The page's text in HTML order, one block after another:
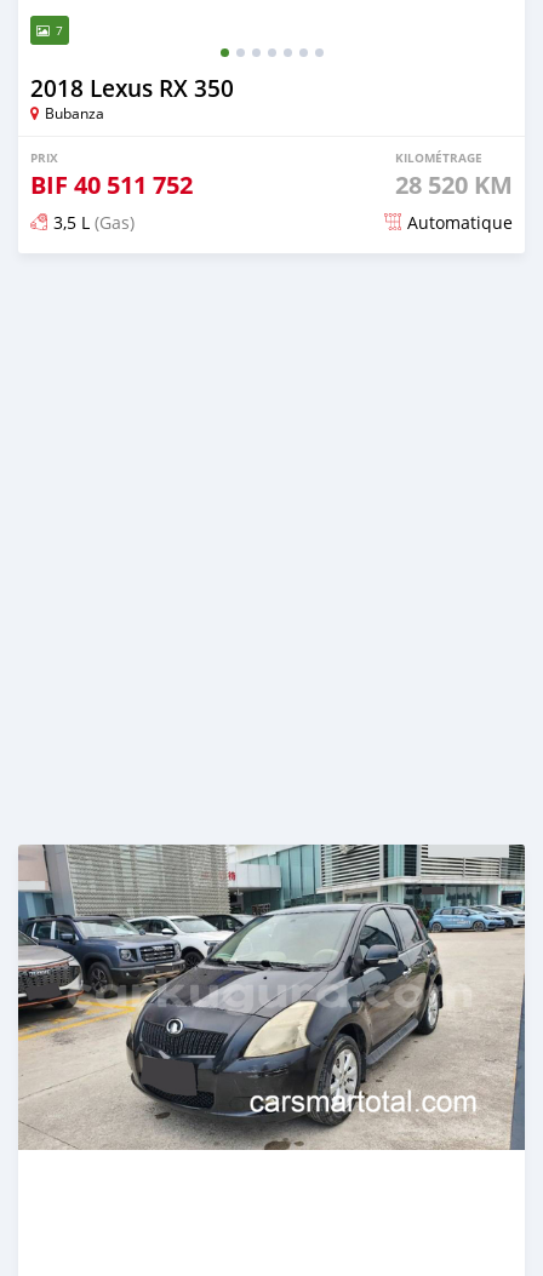
7
2018 Lexus RX 350
Bubanza
PRIX
BIF 40 511 752
KILOMÉTRAGE
28 520 KM
3,5 L (Gas) Automatique